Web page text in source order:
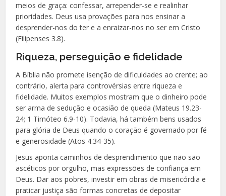
meios de graça: confessar, arrepender-se e realinhar
prioridades. Deus usa provações para nos ensinar a
desprender-nos do ter e a enraizar-nos no ser em Cristo
(Filipenses 3.8).
Riqueza, perseguição e fidelidade
A Bíblia não promete isenção de dificuldades ao crente; ao
contrário, alerta para controvérsias entre riqueza e
fidelidade. Muitos exemplos mostram que o dinheiro pode
ser arma de sedução e ocasião de queda (Mateus 19.23-
24; 1 Timóteo 6.9-10). Todavia, há também bens usados
para glória de Deus quando o coração é governado por fé
e generosidade (Atos 4.34-35).
Jesus aponta caminhos de desprendimento que não são
ascéticos por orgulho, mas expressões de confiança em
Deus. Dar aos pobres, investir em obras de misericórdia e
praticar justiça são formas concretas de depositar